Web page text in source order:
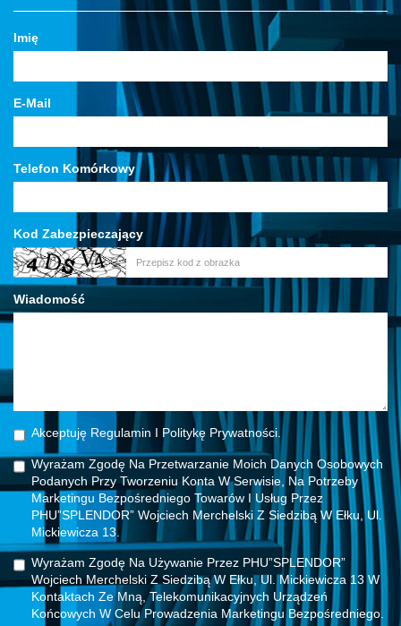
Imię
E-Mail
Telefon Komórkowy
Kod Zabezpieczający
Wiadomość
Akceptuję Regulamin I Politykę Prywatności.
Wyrażam Zgodę Na Przetwarzanie Moich Danych Osobowych
Podanych Przy Tworzeniu Konta W Serwisie, Na Potrzeby
Marketingu Bezpośredniego Towarów I Usług Przez
PHU”SPLENDOR” Wojciech Merchelski Z Siedzibą W Ełku, Ul.
Mickiewicza 13.
Wyrażam Zgodę Na Używanie Przez PHU”SPLENDOR”
Wojciech Merchelski Z Siedzibą W Ełku, Ul. Mickiewicza 13 W
Kontaktach Ze Mną, Telekomunikacyjnych Urządzeń
Końcowych W Celu Prowadzenia Marketingu Bezpośredniego.